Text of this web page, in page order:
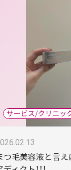
つ毛美容液と言